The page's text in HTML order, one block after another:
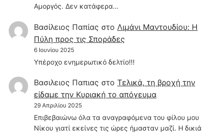
Αμοργός. Δεν κατάφερα…
Βασίλειος Παπίας στο Λιμάνι Μαντουδίου: Η
Πύλη προς τις Σποράδες
6 Ιουνίου 2025
Υπέροχο ενημερωτικό δελτίο!!!
Βασιλειος Παπιας στο Τελικά, τη βροχή την
είδαμε την Κυριακή το απόγευμα
29 Απριλίου 2025
Επιβεβαιώνω όλα τα αναγραφόμενα του φίλου μου
Νίκου γιατί εκείνες τις ώρες ήμασταν μαζί. Η δικιά